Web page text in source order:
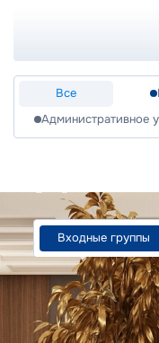
Все
Административное
Входные группы